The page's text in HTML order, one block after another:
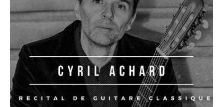
Cyril Achard interprète des pièces pour luth par Jean-
Sébastien Bach, adaptation pour guitare.